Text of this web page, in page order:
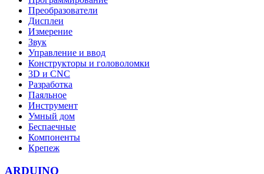
Преобразователи
Дисплеи
Измерение
Звук
Управление и ввод
Конструкторы и головоломки
3D и CNC
Разработка
Паяльное
Инструмент
Умный дом
Беспаечные
Компоненты
Крепеж
ARDUINO